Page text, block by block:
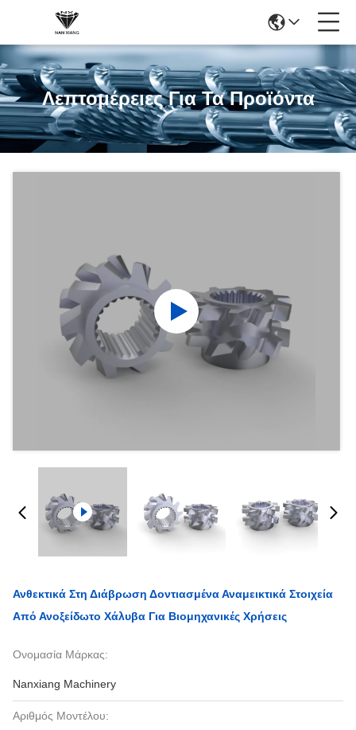
Λεπτομέρειες Για Τα Προϊόντα
Ανθεκτικά Στη Διάβρωση Δοντιασμένα Αναμεικτικά Στοιχεία
Από Ανοξείδωτο Χάλυβα Για Βιομηχανικές Χρήσεις
Ονομασία Μάρκας:
Nanxiang Machinery
Αριθμός Μοντέλου: